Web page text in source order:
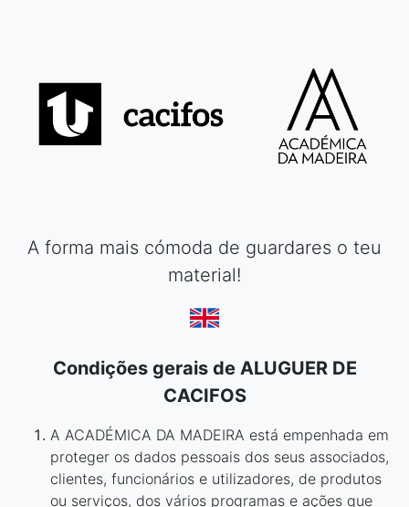
A forma mais cómoda de guardares o teu
material!
Condições gerais de ALUGUER DE
CACIFOS
A ACADÉMICA DA MADEIRA está empenhada em
proteger os dados pessoais dos seus associados,
clientes, funcionários e utilizadores, de produtos
ou serviços, dos vários programas e ações que